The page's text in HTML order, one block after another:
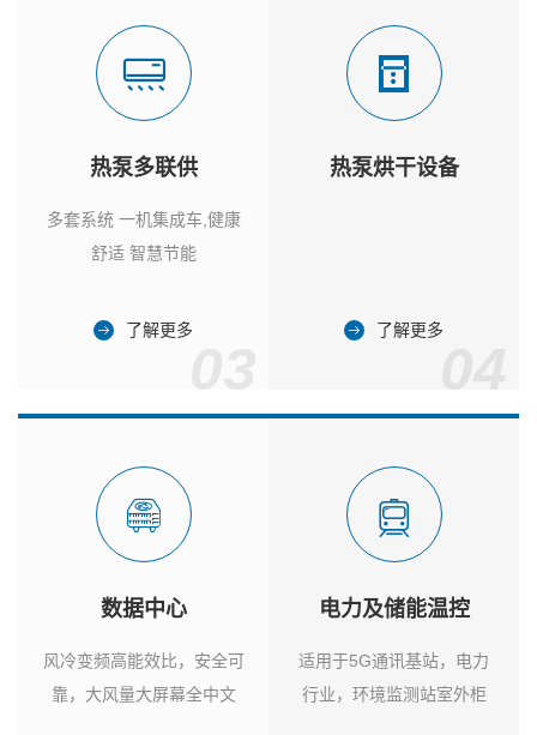
热泵多联供
多套系统 一机集成车,健康
舒适 智慧节能
了解更多
热泵烘干设备
了解更多
数据中心
风冷变频高能效比，安全可
靠，大风量大屏幕全中文
电力及储能温控
适用于5G通讯基站，电力
行业，环境监测站室外柜